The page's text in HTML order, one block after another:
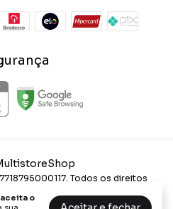
o
Todos os direitos